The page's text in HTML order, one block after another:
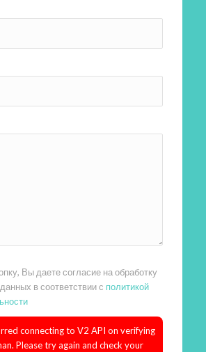
Вы даете согласие на обработку
в соответствии с политикой
connecting to V2 API on verifying
Please try again and check your